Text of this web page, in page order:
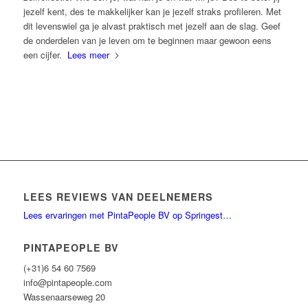
jezelf kent, des te makkelijker kan je jezelf straks profileren. Met
dit levenswiel ga je alvast praktisch met jezelf aan de slag. Geef
de onderdelen van je leven om te beginnen maar gewoon eens
een cijfer. Lees meer
LEES REVIEWS VAN DEELNEMERS
Lees ervaringen met PintaPeople BV op Springest…
PINTAPEOPLE BV
(+31)6 54 60 7569
info@pintapeople.com
Wassenaarseweg 20